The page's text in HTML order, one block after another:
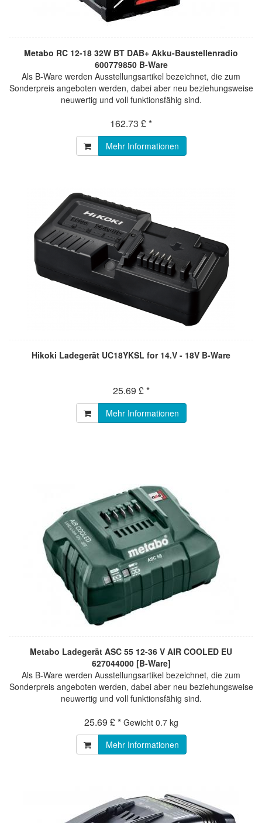
Metabo RC 12-18 32W BT DAB+ Akku-Baustellenradio
600779850 B-Ware
Als B-Ware werden Ausstellungsartikel bezeichnet, die zum
Sonderpreis angeboten werden, dabei aber neu beziehungsweise
neuwertig und voll funktionsfähig sind.
162.73 £ *
Mehr Informationen
Hikoki Ladegerät UC18YKSL for 14.V - 18V B-Ware
25.69 £ *
Mehr Informationen
Metabo Ladegerät ASC 55 12-36 V AIR COOLED EU
627044000 [B-Ware]
Als B-Ware werden Ausstellungsartikel bezeichnet, die zum
Sonderpreis angeboten werden, dabei aber neu beziehungsweise
neuwertig und voll funktionsfähig sind.
25.69 £ * Gewicht 0.7 kg
Mehr Informationen